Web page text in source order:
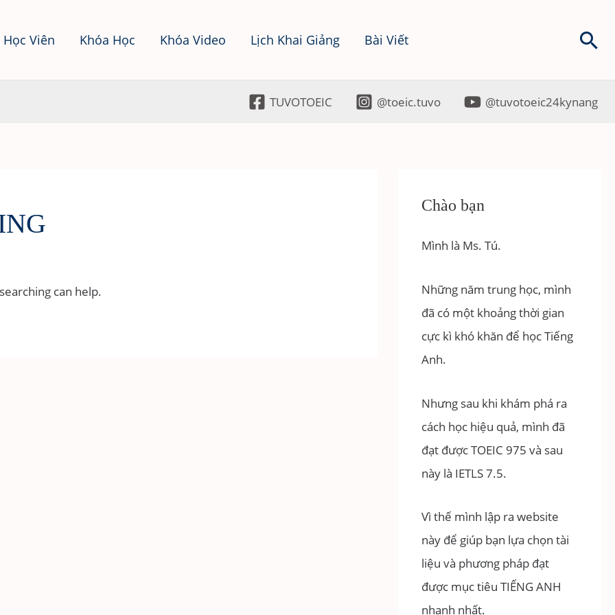
Viên Khóa Học Khóa Video Lịch Khai Giảng Bài Viết
TUVOTOEIC @toeic.tuvo @tuvotoeic24kynang
can help.
Chào bạn
Mình là Ms. Tú.
Những năm trung học, mình
đã có một khoảng thời gian
cực kì khó khăn để học Tiếng
Anh.
Nhưng sau khi khám phá ra
cách học hiệu quả, mình đã
đạt được TOEIC 975 và sau
này là IETLS 7.5.
Vì thế mình lập ra website
này để giúp bạn lựa chọn tài
liệu và phương pháp đạt
được mục tiêu TIẾNG ANH
nhanh nhất.